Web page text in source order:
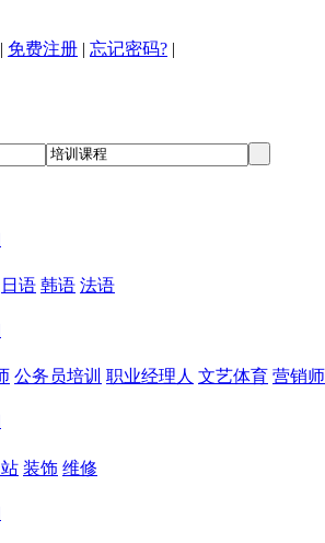
| 免费注册 | 忘记密码? |
日语 韩语 法语
公务员培训 职业经理人 文艺体育 营销
装饰 维修